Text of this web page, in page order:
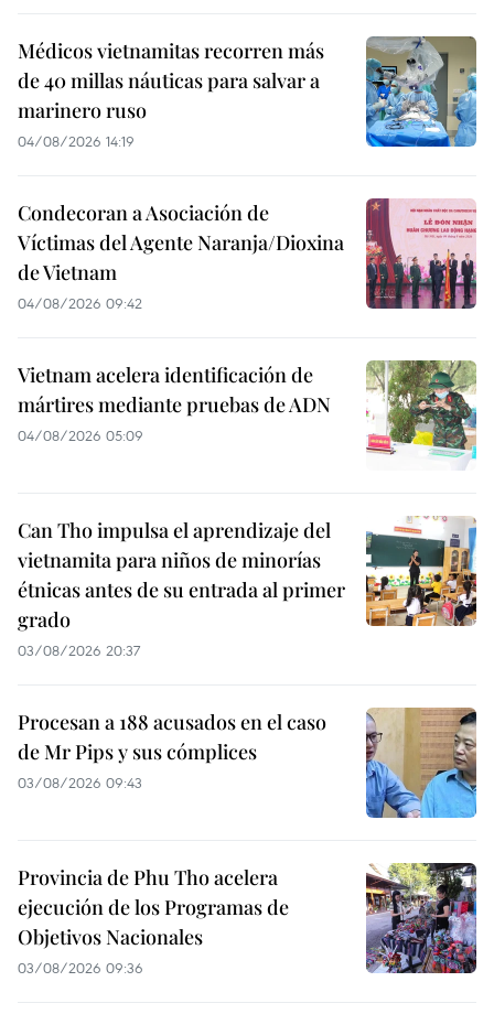
Médicos vietnamitas recorren más
de 40 millas náuticas para salvar a
marinero ruso
04/08/2026 14:19
Condecoran a Asociación de
Víctimas del Agente Naranja/Dioxina
de Vietnam
04/08/2026 09:42
Vietnam acelera identificación de
mártires mediante pruebas de ADN
04/08/2026 05:09
Can Tho impulsa el aprendizaje del
vietnamita para niños de minorías
étnicas antes de su entrada al primer
grado
03/08/2026 20:37
Procesan a 188 acusados en el caso
de Mr Pips y sus cómplices
03/08/2026 09:43
Provincia de Phu Tho acelera
ejecución de los Programas de
Objetivos Nacionales
03/08/2026 09:36